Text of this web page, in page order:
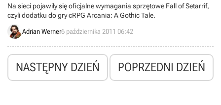
Na sieci pojawiły się oficjalne wymagania sprzętowe Fall of Setarrif,
czyli dodatku do gry cRPG Arcania: A Gothic Tale.
Adrian Werner6 października 2011 06:42
NASTĘPNY DZIEŃ POPRZEDNI DZIEŃ